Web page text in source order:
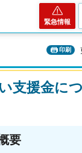
緊急情報
印刷
支援金に
要